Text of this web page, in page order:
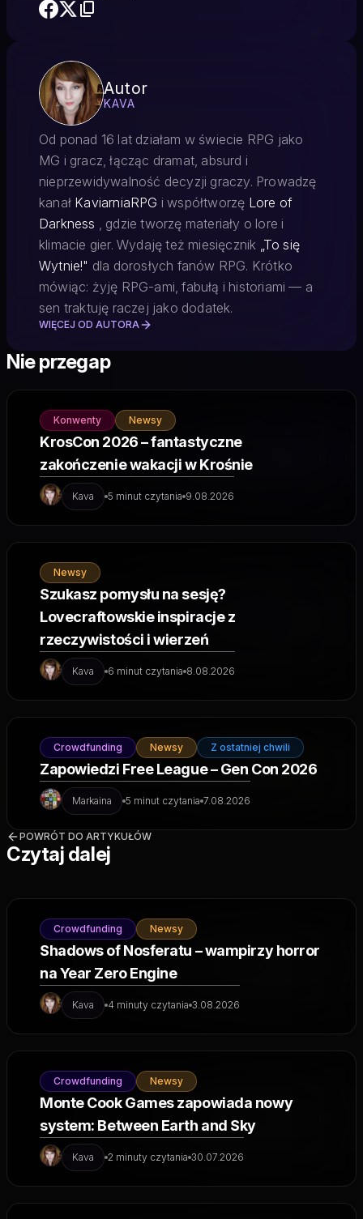
Autor
KAVA
Od ponad 16 lat działam w świecie RPG jako
MG i gracz, łącząc dramat, absurd i
nieprzewidywalność decyzji graczy. Prowadzę
kanał KaviarniaRPG i współtworzę Lore of
Darkness , gdzie tworzę materiały o lore i
klimacie gier. Wydaję też miesięcznik „To się
Wytnie!" dla dorosłych fanów RPG. Krótko
mówiąc: żyję RPG-ami, fabułą i historiami — a
sen traktuję raczej jako dodatek.
WIĘCEJ OD AUTORA
Nie przegap
Konwenty Newsy
KrosCon 2026 – fantastyczne
zakończenie wakacji w Krośnie
Kava 5 minut czytania 9.08.2026
Newsy
Szukasz pomysłu na sesję?
Lovecraftowskie inspiracje z
rzeczywistości i wierzeń
Kava 6 minut czytania 8.08.2026
Crowdfunding Newsy Z ostatniej chwili
Zapowiedzi Free League – Gen Con 2026
Markaina 5 minut czytania 7.08.2026
POWRÓT DO ARTYKUŁÓW
Czytaj dalej
Crowdfunding Newsy
Shadows of Nosferatu – wampirzy horror
na Year Zero Engine
Kava 4 minuty czytania 3.08.2026
Crowdfunding Newsy
Monte Cook Games zapowiada nowy
system: Between Earth and Sky
Kava 2 minuty czytania 30.07.2026